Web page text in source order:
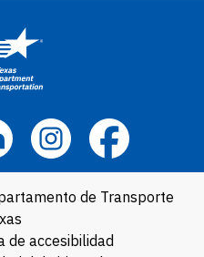
de Transporte
de accesibilidad